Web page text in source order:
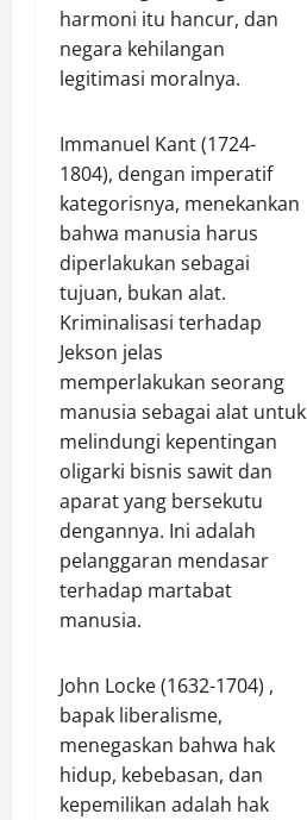
harmoni itu hancur, dan
negara kehilangan
legitimasi moralnya.
Immanuel Kant (1724-
1804), dengan imperatif
kategorisnya, menekankan
bahwa manusia harus
diperlakukan sebagai
tujuan, bukan alat.
Kriminalisasi terhadap
Jekson jelas
memperlakukan seorang
manusia sebagai alat untuk
melindungi kepentingan
oligarki bisnis sawit dan
aparat yang bersekutu
dengannya. Ini adalah
pelanggaran mendasar
terhadap martabat
manusia.
John Locke (1632-1704) ,
bapak liberalisme,
menegaskan bahwa hak
hidup, kebebasan, dan
kepemilikan adalah hak